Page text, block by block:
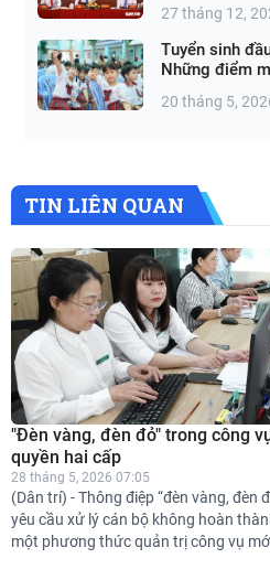
27 tháng 12,
Tuyển sinh
Những điểm
20 tháng 5,
TIN LIÊN QUAN
"Đèn vàng, đèn đỏ" trong công
quyền hai cấp
28 tháng 5, 2026 07:05
(Dân trí) - Thông điệp “đèn vàng, đèn
yêu cầu xử lý cán bộ không hoàn
một phương thức quản trị công vụ